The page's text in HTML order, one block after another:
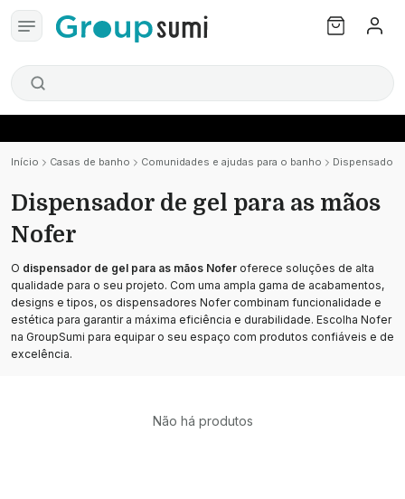
Início Casas de banho Comunidades e ajudas para o banho Dispensador
Dispensador de gel para as mãos
Nofer
O dispensador de gel para as mãos Nofer oferece soluções de alta
qualidade para o seu projeto. Com uma ampla gama de acabamentos,
designs e tipos, os dispensadores Nofer combinam funcionalidade e
estética para garantir a máxima eficiência e durabilidade. Escolha Nofer
na GroupSumi para equipar o seu espaço com produtos confiáveis e de
excelência.
Não há produtos